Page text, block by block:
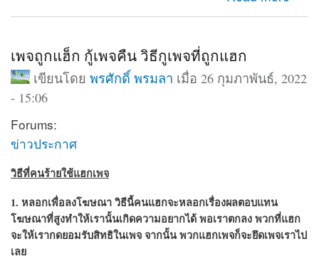
เพจถูกแฮ็ก กู้เพจคืน วิธีกูเพจที่ถูกแฮก
เขียนโดย พรศักดิ์ พรมลา เมื่อ 26 กุมภาพันธ์, 2022
- 15:06
Forums:
ข่าวประกาศ
วิธีที่คนร้ายใช้แฮกเพจ
1. หลอกเพื่อลงโฆษณา วิธีนี้คนแฮกจะหลอกเรื่องผลตอบแทน
โฆษณาที่สูงทำให้เรานั้นเกิดความอยากได้ พอเราตกลง พวกที่แฮก
จะให้เรากดยอมรับสิทธิในเพจ จากนั้น พวกแฮกเพจก็จะยึดเพจเราไป
เลย